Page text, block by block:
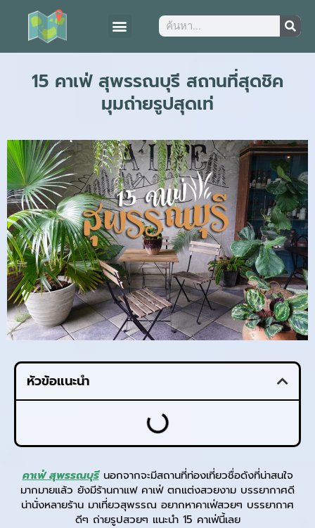
15 คาเฟ่ สุพรรณบุรี สถานที่สุดชิค
มุมถ่ายรูปสุดเท่
หัวข้อแนะนำ
คาเฟ่ สุพรรณบุรี นอกจากจะมีสถานที่ท่องเที่ยวชื่อดังที่น่าสนใจ
มากมายแล้ว ยังมีร้านกาแฟ คาเฟ่ ตกแต่งสวยงาม บรรยากาศดี
น่านั่งหลายร้าน มาเที่ยวสุพรรณ อยากหาคาเฟ่สวยๆ บรรยากาศ
ดีๆ ถ่ายรูปสวยๆ แนะนำ 15 คาเฟ่นี้เลย